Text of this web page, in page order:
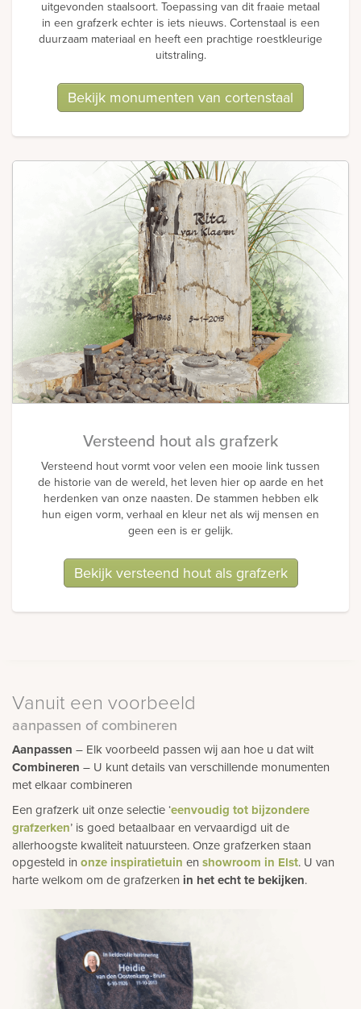
uitgevonden staalsoort. Toepassing van dit fraaie metaal
in een grafzerk echter is iets nieuws. Cortenstaal is een
duurzaam materiaal en heeft een prachtige roestkleurige
uitstraling.
Bekijk monumenten van cortenstaal
Versteend hout als grafzerk
Versteend hout vormt voor velen een mooie link tussen
de historie van de wereld, het leven hier op aarde en het
herdenken van onze naasten. De stammen hebben elk
hun eigen vorm, verhaal en kleur net als wij mensen en
geen een is er gelijk.
Bekijk versteend hout als grafzerk
Vanuit een voorbeeld
aanpassen of combineren
Aanpassen – Elk voorbeeld passen wij aan hoe u dat wilt
Combineren – U kunt details van verschillende monumenten
met elkaar combineren
Een grafzerk uit onze selectie ‘eenvoudig tot bijzondere
grafzerken’ is goed betaalbaar en vervaardigd uit de
allerhoogste kwaliteit natuursteen. Onze grafzerken staan
opgesteld in onze inspiratietuin en showroom in Elst. U van
harte welkom om de grafzerken in het echt te bekijken.